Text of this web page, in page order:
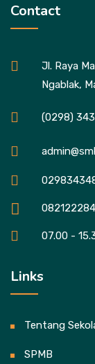
Contact
Jl. Raya
Ngablak,
(0298)
07.00 -
Links
Tentang
SPMB